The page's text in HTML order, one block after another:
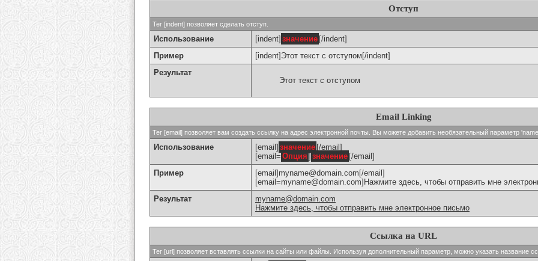
Отступ
Тег [indent] позволяет сделать отступ.
Использование [indent] значение [/indent]
Пример
[indent]Этот текст с отступом[/indent]
Результат
Этот текст с отступом
Email Linking
Тег [email] позволяет вам создать ссылку на адрес электронной почты. Вы можете добавить необязательный параметр
Использование [email] значение [/email]
[email= Опция ] значение [/email]
Пример
[email]myname@domain.com[/email]
[email=myname@domain.com]Нажмите здесь, чтобы отправить мне
Результат
myname@domain.com
Нажмите здесь, чтобы отправить мне электронное письмо
Ссылка на URL
Тег [url] позволяет вставлять ссылки на сайты или файлы. Используя дополнительный параметр, можно указать название